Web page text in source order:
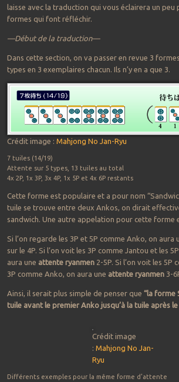
laisse avec la traduction qui vous éclairera un peu
formes qui font réfléchir.
—Début de la traduction—
Dans cette section, on va passer en revue 3
types en 3 exemplaires chacun. Ils n’y en a que 3.
Crédit image : Mahjong No Jan-Ryu
7 tuiles (14/19)
Attente sur 5 types, 13 tuiles au total
4x 2P, 1x 3P, 3x 4P, 1x 5P et 4x 6P restants
Cette forme est populaire et a pour nom
tuile se trouve entre deux Ankos, on dirait
sandwich. Une autre appelation pour cette forme
Si l’on regarde les 3P et 5P comme Anko, on aura
sur le 4P. Si l’on voit les 3P comme Jantou et les
aura une attente ryanmen2-5P. Si l’on voit les 5P
3P comme Anko, on aura une attente ryanmen3-
Ainsi, il serait plus simple de penser que “la forme
tuile avant le premier Anko jusqu’à la tuile après
Crédit image
:MahjongNo Jan-
Ryu
Différents exemples pour la même forme d’attente